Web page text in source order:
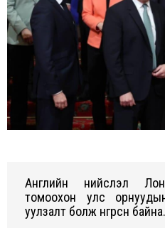
Английн нийслэл
томоохон улс
уулзалт болж өнгөрсөн байна.